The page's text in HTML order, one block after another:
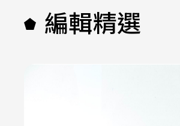
編輯精選